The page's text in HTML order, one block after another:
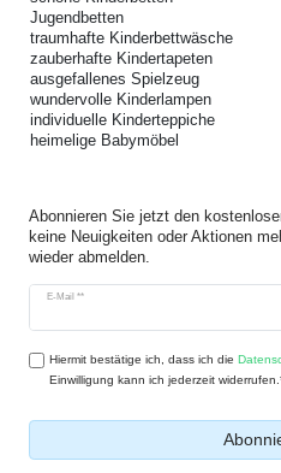
Jugendbetten
traumhafte Kinderbettwäsche
zauberhafte Kindertapeten
ausgefallenes Spielzeug
wundervolle Kinderlampen
individuelle Kinderteppiche
heimelige Babymöbel
Abonnieren Sie jetzt den
keine Neuigkeiten oder Aktionen
wieder abmelden.
E-Mail **
Newsletter
Hiermit bestätige ich, dass ich die
Einwilligung kann ich jederzeit